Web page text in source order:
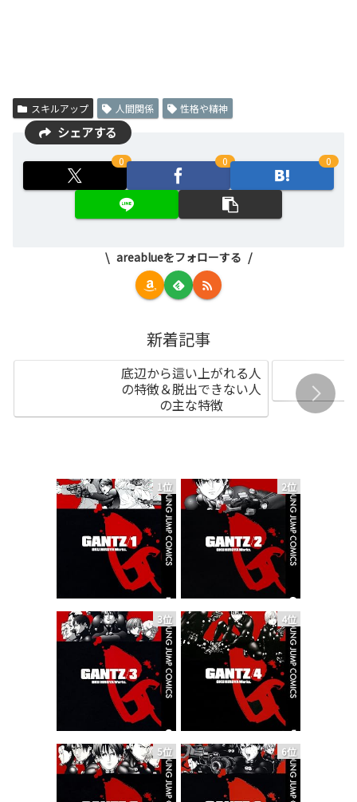
スキルアップ 人間関係 性格や精神
シェアする
0 0 0
areablueをフォローする
新着記事
底辺から這い上がれる人
の特徴＆脱出できない人
の主な特徴
1位 2位
3位 4位
5位 6位